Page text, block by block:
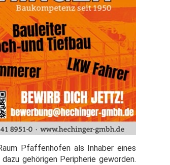
Pfaffenhofen als Inhaber eines
gehörigen Peripherie geworden.